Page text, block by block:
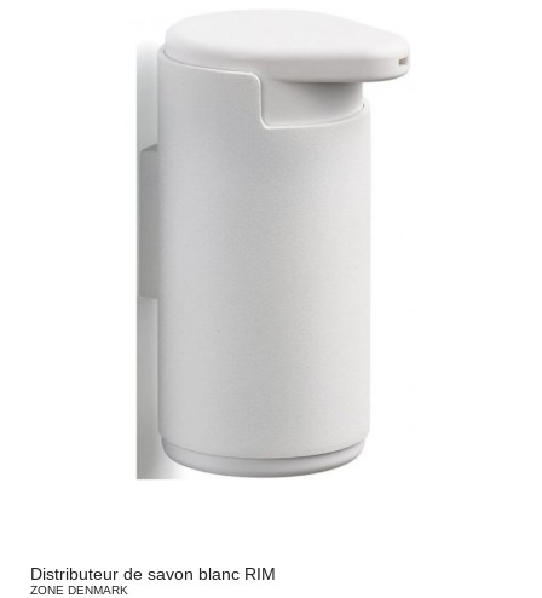
Distributeur de savon blanc RIM
ZONE DENMARK